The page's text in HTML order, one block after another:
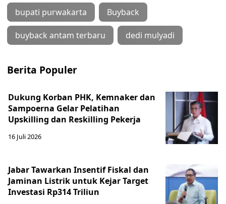
bupati purwakarta Buyback
buyback antam terbaru dedi mulyadi
Berita Populer
Dukung Korban PHK, Kemnaker dan
Sampoerna Gelar Pelatihan
Upskilling dan Reskilling Pekerja
16 Juli 2026
Jabar Tawarkan Insentif Fiskal dan
Jaminan Listrik untuk Kejar Target
Investasi Rp314 Triliun